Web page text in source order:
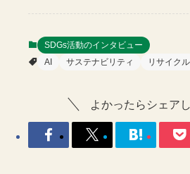
SDGs活動のインタビュー
AI
サステナビリティ リサイクル
よかったらシェア